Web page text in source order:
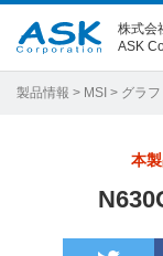
株式会
ASK
製品情報 > MSI > グラ
本